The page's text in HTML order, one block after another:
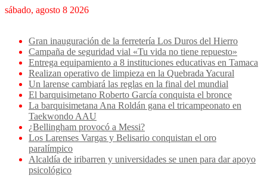
sábado, agosto 8 2026
Gran inauguración de la ferretería Los Duros del Hierro
Campaña de seguridad vial «Tu vida no tiene repuesto»
Entrega equipamiento a 8 instituciones educativas en Tamaca
Realizan operativo de limpieza en la Quebrada Yacural
Un larense cambiará las reglas en la final del mundial
El barquisimetano Roberto García conquista el bronce
La barquisimetana Ana Roldán gana el tricampeonato en
Taekwondo AAU
¿Bellingham provocó a Messi?
Los Larenses Vargas y Belisario conquistan el oro
paralímpico
Alcaldía de iribarren y universidades se unen para dar apoyo
psicológico